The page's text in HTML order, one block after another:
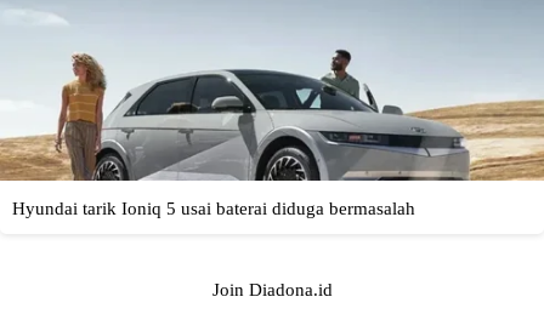
Join Diadona.id